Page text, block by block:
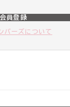
員登録
バーズについて